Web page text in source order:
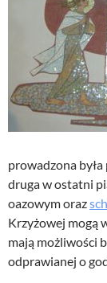
prowadzona była
druga w ostatni
oazowym oraz
Krzyżowej mogą
mają możliwości
odprawianej o